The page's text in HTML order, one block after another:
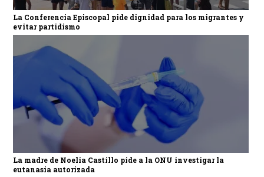
La Conferencia Episcopal pide dignidad para los migrantes y
evitar partidismo
La madre de Noelia Castillo pide a la ONU investigar la
eutanasia autorizada